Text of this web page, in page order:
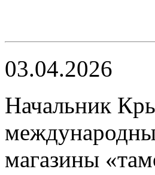
03.04.2026
​Начальник
магазины